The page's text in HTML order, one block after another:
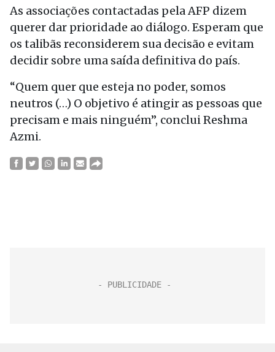
As associações contactadas pela AFP dizem
querer dar prioridade ao diálogo. Esperam que
os talibãs reconsiderem sua decisão e evitam
decidir sobre uma saída definitiva do país.
“Quem quer que esteja no poder, somos
neutros (…) O objetivo é atingir as pessoas que
precisam e mais ninguém”, conclui Reshma
Azmi.